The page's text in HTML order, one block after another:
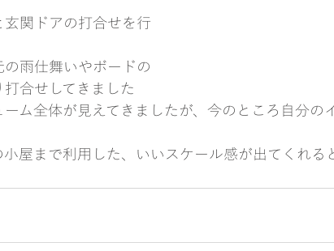
関ドアの打合せを行
雨仕舞いやボードの
合せしてきました
ム全体が見えてきましたが、今のところ自分の
屋まで利用した、いいスケール感が出てくれる